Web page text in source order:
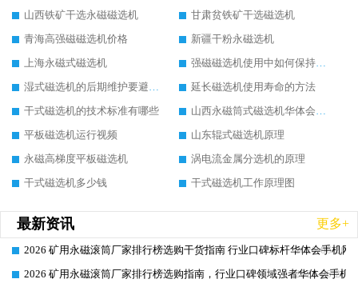
山西铁矿干选永磁磁选机
甘肃贫铁矿干选磁选机
青海高强磁磁选机价格
新疆干粉永磁选机
上海永磁式磁选机
强磁磁选机使用中如何保持其顺畅运行
湿式磁选机的后期维护要避开哪些坑
延长磁选机使用寿命的方法
干式磁选机的技术标准有哪些
山西永磁筒式磁选机华体会手机网页版-华体会(中国)
平板磁选机运行视频
山东辊式磁选机原理
永磁高梯度平板磁选机
涡电流金属分选机的原理
干式磁选机多少钱
干式磁选机工作原理图
最新资讯 更多+
2026-06-26
2026 矿用永磁滚筒厂家排行榜选购干货指南 行业口碑标杆华体会手机网
2026-06-26
2026 矿用永磁滚筒厂家排行榜选购指南，行业口碑领域强者华体会手机